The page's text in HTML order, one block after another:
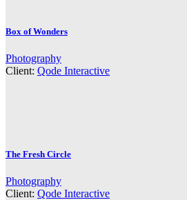
Box of Wonders
Photography
Client: Qode Interactive
The Fresh Circle
Photography
Client: Qode Interactive